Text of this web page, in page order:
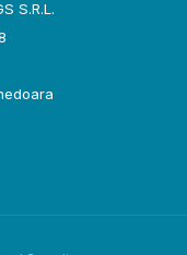
S.R.L.